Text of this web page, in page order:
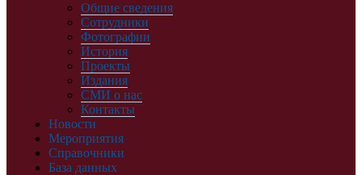
Общие сведения
Сотрудники
Фотографии
История
Проекты
Издания
СМИ о нас
Контакты
Новости
Мероприятия
Справочники
База данных